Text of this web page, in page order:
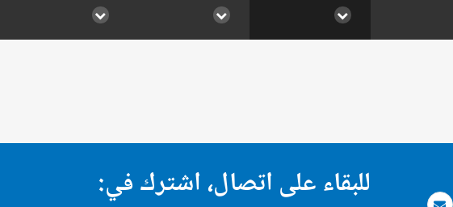
للبقاء على اتصال، اشترك في: